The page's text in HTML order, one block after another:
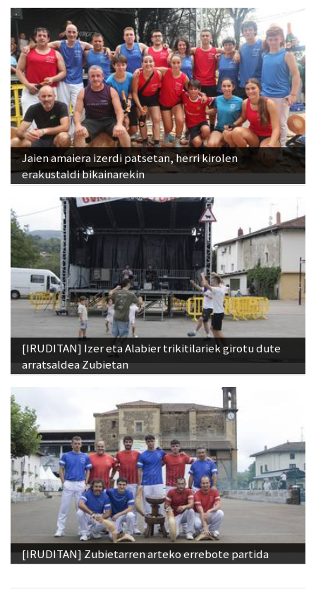
Jaien amaiera izerdi patsetan, herri kirolen
erakustaldi bikainarekin
[IRUDITAN] Izer eta Alabier trikitilariek girotu dute
arratsaldea Zubietan
[IRUDITAN] Zubietarren arteko errebote partida